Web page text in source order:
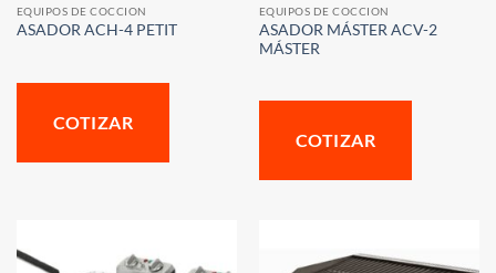
EQUIPOS DE COCCION
ASADOR ACH-4 PETIT
COTIZAR
EQUIPOS DE COCCION
ASADOR MÁSTER ACV-2
MÁSTER
COTIZAR